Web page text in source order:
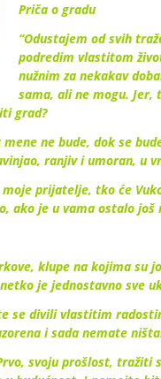
Priča o gradu
“Odustajem od svih
podredim vlastitom
nužnim za nekakav
sama, ali ne mogu. Jer,
grad?
mene ne bude, dok se
ranjiv i umoran, u
prijatelje, tko će
ako je u vama ostalo
klupe na kojima su
je jednostavno sve
se divili vlastitim
i sada nemate
svoju prošlost, tražiti